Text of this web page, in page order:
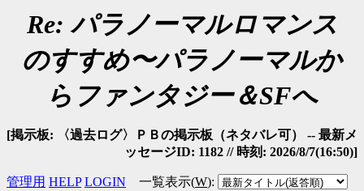
Re: パラノーマルロマンス
のすすめ〜パラノーマルか
らファンタジー＆SFへ
[掲示板: 〈過去ログ〉ＰＢの掲示板（ネタバレ可） -- 最新メ
ッセージID: 1182 // 時刻: 2026/8/7(16:50)]
管理用 HELP LOGIN 一覧表示(W):